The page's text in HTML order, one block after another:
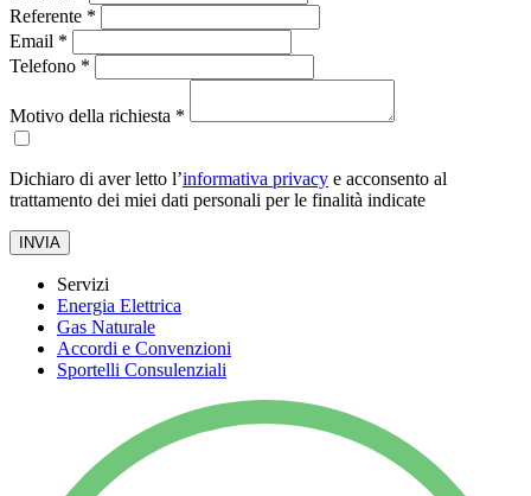
Referente *
Email *
Telefono *
Motivo della richiesta *
Dichiaro di aver letto l’informativa privacy e acconsento al
trattamento dei miei dati personali per le finalità indicate
INVIA
Servizi
Energia Elettrica
Gas Naturale
Accordi e Convenzioni
Sportelli Consulenziali